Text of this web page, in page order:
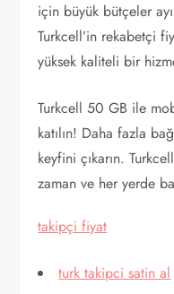
için büyük bütçeler
Turkcell’in rekabetçi
yüksek kaliteli bir
Turkcell 50 GB ile
katılın! Daha fazla
keyfini çıkarın.
zaman ve her yerde
takipçi fiyat
turk takipci satin al